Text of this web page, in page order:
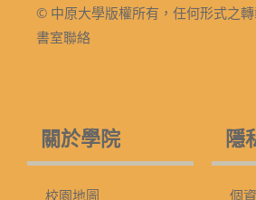
© 中原大學版權所有，任何形式之
書室聯絡
關於學院
校園地圖
隱
個